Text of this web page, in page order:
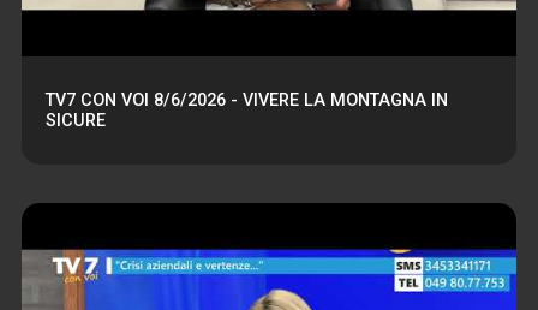
TV7 CON VOI 8/6/2026 - VIVERE LA MONTAGNA IN
SICURE